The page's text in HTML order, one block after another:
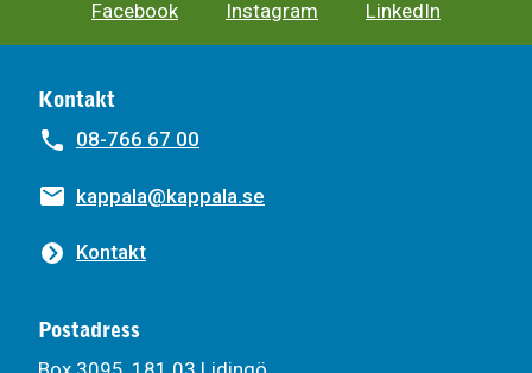
Facebook Instagram LinkedIn
Kontakt
08-766 67 00
kappala@kappala.se
Kontakt
Postadress